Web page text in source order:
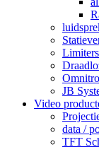
Limiters
JB
Video
data /
TFT